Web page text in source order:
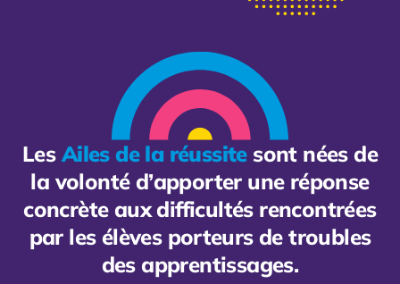
LesAiles de la réussitesont nées de
la volonté d’apporter une réponse
concrète aux difficultés rencontrées
par les élèves porteurs de troubles
des apprentissages.